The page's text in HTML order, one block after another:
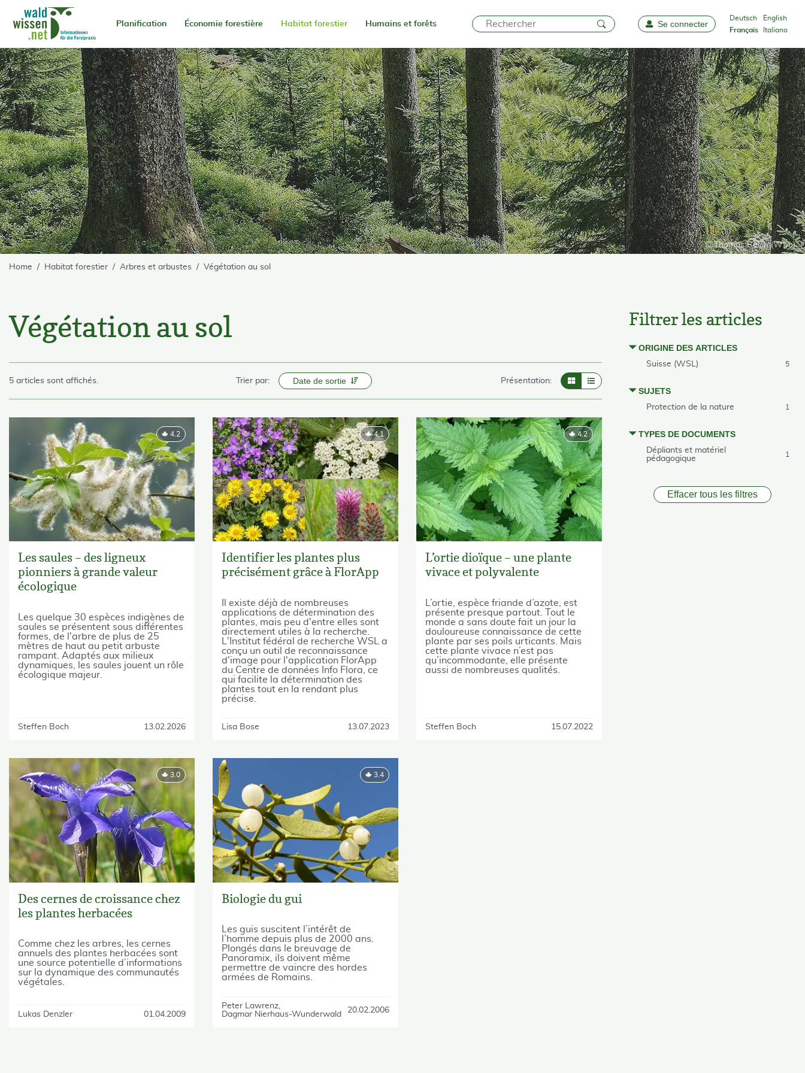
Planification Économie forestière Habitat forestier Humains et forêts Favoris Se connecter
Deutsch
English
Français
Italiano
© Thomas Reich (WSL)
Home Habitat forestier Arbres et arbustes Végétation au sol
Végétation au sol
5 articles sont affichés. Trier par: Date de sortie Présentation:
Les saules – des ligneux
pionniers à grande valeur
écologique
Les quelque 30 espèces indigènes de
saules se présentent sous différentes
formes, de l'arbre de plus de 25
mètres de haut au petit arbuste
rampant. Adaptés aux milieux
dynamiques, les saules jouent un rôle
écologique majeur.
Steffen Boch 13.02.2026
4.2
Identifier les plantes plus
précisément grâce à FlorApp
Il existe déjà de nombreuses
applications de détermination des
plantes, mais peu d'entre elles sont
directement utiles à la recherche.
L'Institut fédéral de recherche WSL a
conçu un outil de reconnaissance
d'image pour l'application FlorApp
du Centre de données Info Flora, ce
qui facilite la détermination des
plantes tout en la rendant plus
précise.
Lisa Bose 13.07.2023
4.1
L’ortie dioïque – une plante
vivace et polyvalente
L’ortie, espèce friande d’azote, est
présente presque partout. Tout le
monde a sans doute fait un jour la
douloureuse connaissance de cette
plante par ses poils urticants. Mais
cette plante vivace n’est pas
qu’incommodante, elle présente
aussi de nombreuses qualités.
Steffen Boch 15.07.2022
4.2
Des cernes de croissance chez
les plantes herbacées
Comme chez les arbres, les cernes
annuels des plantes herbacées sont
une source potentielle d’informations
sur la dynamique des communautés
végétales.
Lukas Denzler 01.04.2009
3.0
Biologie du gui
Les guis suscitent l’intérêt de
l’homme depuis plus de 2000 ans.
Plongés dans le breuvage de
Panoramix, ils doivent même
permettre de vaincre des hordes
armées de Romains.
Peter Lawrenz
Dagmar Nierhaus-Wunderwald
20.02.2006
3.4
Filtrer les articles
ORIGINE DES ARTICLES
Suisse (WSL) 5
SUJETS
Protection de la nature 1
TYPES DE DOCUMENTS
Dépliants et matériel
pédagogique
1
Effacer tous les filtres